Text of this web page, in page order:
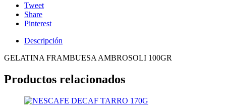
Tweet
Share
Pinterest
Descripción
GELATINA FRAMBUESA AMBROSOLI 100GR
Productos relacionados